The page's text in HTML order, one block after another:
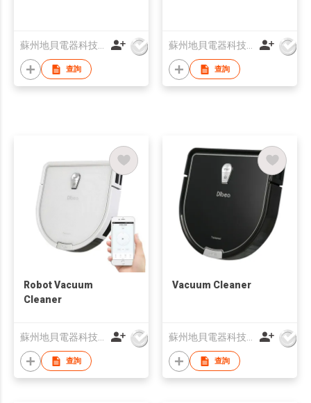
查詢 查詢
Robot Vacuum
Cleaner
蘇州地貝電器科技有限公司
查詢
Vacuum Cleaner
蘇州地貝電器科技有限公司
查詢